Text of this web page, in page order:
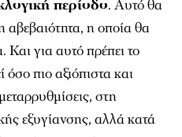
Και για αυτό πρέπει το
πιο αξιόπιστα και
στη
εξυγίανσης, αλλά κατά
όχι με αυτήν την
να δούμε τι